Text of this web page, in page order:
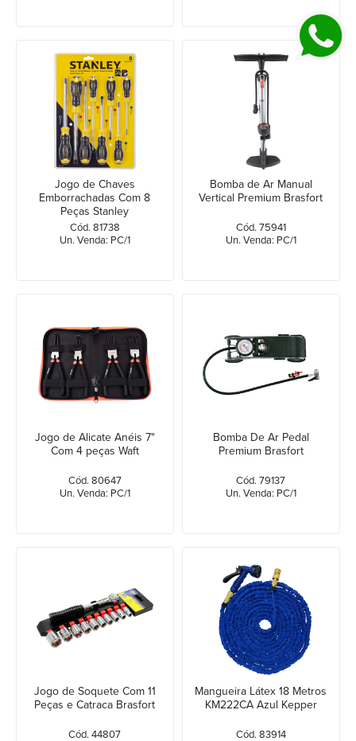
Jogo de Chaves
Emborrachadas Com 8
Peças Stanley
Cód. 81738
Un. Venda: PC/1
Bomba de Ar Manual
Vertical Premium Brasfort
Cód. 75941
Un. Venda: PC/1
Jogo de Alicate Anéis 7"
Com 4 peças Waft
Cód. 80647
Un. Venda: PC/1
Bomba De Ar Pedal
Premium Brasfort
Cód. 79137
Un. Venda: PC/1
Jogo de Soquete Com 11
Peças e Catraca Brasfort
Cód. 44807
Mangueira Látex 18 Metros
KM222CA Azul Kepper
Cód. 83914